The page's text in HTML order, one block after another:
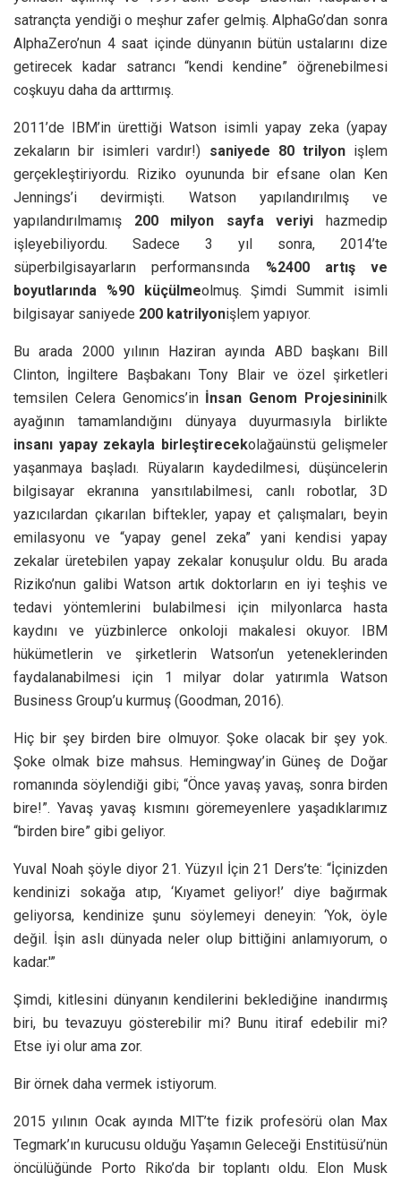
satrançta yendiği o meşhur zafer gelmiş. AlphaGo’dan sonra
AlphaZero’nun 4 saat içinde dünyanın bütün ustalarını dize
getirecek kadar satrancı “kendi kendine” öğrenebilmesi
coşkuyu daha da arttırmış.
2011’de IBM’in ürettiği Watson isimli yapay zeka (yapay
zekaların bir isimleri vardır!) saniyede 80 trilyon işlem
gerçekleştiriyordu. Riziko oyununda bir efsane olan Ken
Jennings’i devirmişti. Watson yapılandırılmış ve
yapılandırılmamış 200 milyon sayfa veriyihazmedip
işleyebiliyordu. Sadece 3 yıl sonra, 2014’te
süperbilgisayarların performansında %2400 artış ve
boyutlarında %90 küçülmeolmuş. Şimdi Summit isimli
bilgisayar saniyede 200 katrilyonişlem yapıyor.
Bu arada 2000 yılının Haziran ayında ABD başkanı Bill
Clinton, İngiltere Başbakanı Tony Blair ve özel şirketleri
temsilen Celera Genomics’in İnsan Genom Projesininilk
ayağının tamamlandığını dünyaya duyurmasıyla birlikte
insanı yapay zekayla birleştirecekolağaünstü gelişmeler
yaşanmaya başladı. Rüyaların kaydedilmesi, düşüncelerin
bilgisayar ekranına yansıtılabilmesi, canlı robotlar, 3D
yazıcılardan çıkarılan biftekler, yapay et çalışmaları, beyin
emilasyonu ve “yapay genel zeka” yani kendisi yapay
zekalar üretebilen yapay zekalar konuşulur oldu. Bu arada
Riziko’nun galibi Watson artık doktorların en iyi teşhis ve
tedavi yöntemlerini bulabilmesi için milyonlarca hasta
kaydını ve yüzbinlerce onkoloji makalesi okuyor. IBM
hükümetlerin ve şirketlerin Watson’un yeteneklerinden
faydalanabilmesi için 1 milyar dolar yatırımla Watson
Business Group’u kurmuş (Goodman, 2016).
Hiç bir şey birden bire olmuyor. Şoke olacak bir şey yok.
Şoke olmak bize mahsus. Hemingway’in Güneş de Doğar
romanında söylendiği gibi; “Önce yavaş yavaş, sonra birden
bire!”. Yavaş yavaş kısmını göremeyenlere yaşadıklarımız
“birden bire” gibi geliyor.
Yuval Noah şöyle diyor 21. Yüzyıl İçin 21 Ders’te: “İçinizden
kendinizi sokağa atıp, ‘Kıyamet geliyor!’ diye bağırmak
geliyorsa, kendinize şunu söylemeyi deneyin: ‘Yok, öyle
değil. İşin aslı dünyada neler olup bittiğini anlamıyorum, o
kadar.'”
Şimdi, kitlesini dünyanın kendilerini beklediğine inandırmış
biri, bu tevazuyu gösterebilir mi? Bunu itiraf edebilir mi?
Etse iyi olur ama zor.
Bir örnek daha vermek istiyorum.
2015 yılının Ocak ayında MIT’te fizik profesörü olan Max
Tegmark’ın kurucusu olduğu Yaşamın Geleceği Enstitüsü’nün
öncülüğünde Porto Riko’da bir toplantı oldu. Elon Musk